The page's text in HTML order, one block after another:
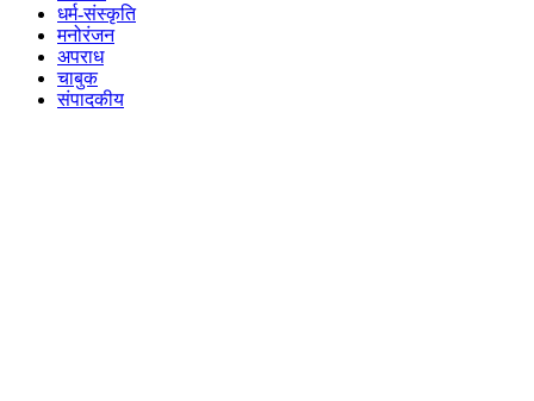
धर्म-संस्कृति
मनोरंजन
अपराध
चाबुक
संपादकीय